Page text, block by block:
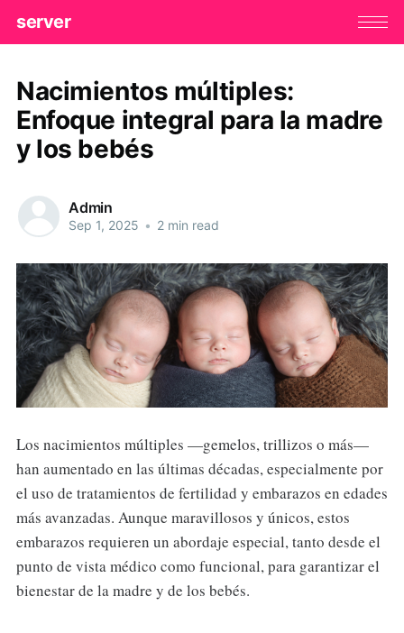
server
Nacimientos múltiples:
Enfoque integral para la madre
y los bebés
Admin
Sep 1, 2025 • 2 min read
Los nacimientos múltiples —gemelos, trillizos o más—
han aumentado en las últimas décadas, especialmente por
el uso de tratamientos de fertilidad y embarazos en edades
más avanzadas. Aunque maravillosos y únicos, estos
embarazos requieren un abordaje especial, tanto desde el
punto de vista médico como funcional, para garantizar el
bienestar de la madre y de los bebés.